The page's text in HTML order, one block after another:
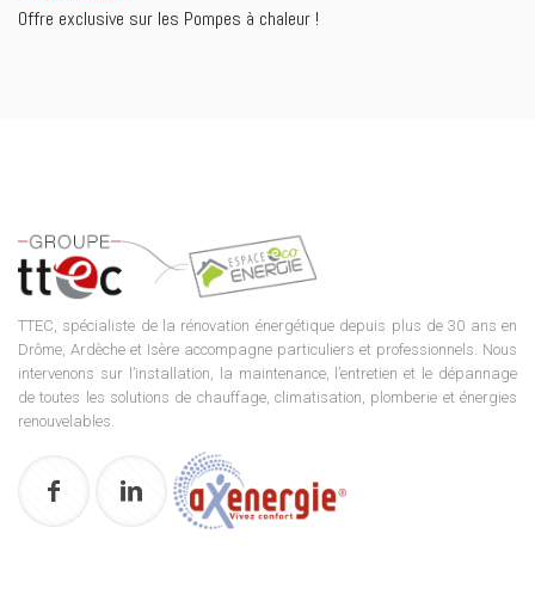
Offre exclusive sur les Pompes à chaleur !
TTEC, spécialiste de la rénovation énergétique depuis plus de 30 ans en
Drôme, Ardèche et Isère accompagne particuliers et professionnels. Nous
intervenons sur l’installation, la maintenance, l’entretien et le dépannage
de toutes les solutions de chauffage, climatisation, plomberie et énergies
renouvelables.